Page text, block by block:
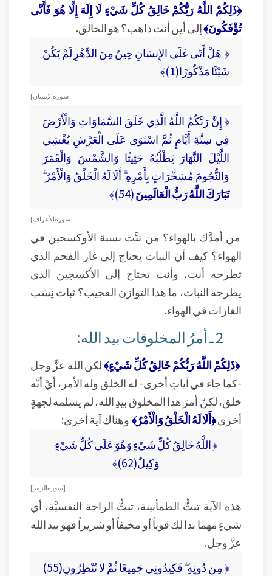
﴿ذَلِكُمْ اللَّهُ رَبُّكُمْ خَالِقُ كُلِّ شَيْءٍ لَا إِلَهَ إِلَّا هُوَ فَأَنَّى
تُؤْفَكُونَ﴾إلى أين أنت ذاهب؟ هو الخالق.
﴿ هَلْ أَتَى عَلَى الإِنسَانِ حِينٌ مِنَ الدَّهْرِ لَمْ يَكُنْ
شَيْئًا مَذْكُورًا(1)﴾
[ سورة الإنسان ]
﴿ إِنَّ رَبَّكُمُ اللَّهُ الَّذِي خَلَقَ السَّمَاوَاتِ وَالْأَرْضَ
فِي سِتَّةِ أَيَّامٍ ثُمَّ اسْتَوَىٰ عَلَى الْعَرْشِ يُغْشِي
اللَّيْلَ النَّهَارَ يَطْلُبُهُ حَثِيثًا وَالشَّمْسَ وَالْقَمَرَ
وَالنُّجُومَ مُسَخَّرَاتٍ بِأَمْرِهِ ۗ أَلَا لَهُ الْخَلْقُ وَالْأَمْرُ ۗ
تَبَارَكَ اللَّهُ رَبُّ الْعَالَمِينَ(54)﴾
[ سورة الأعراف ]
من أمدَّك بالهواء؟ من ثبَّت نسبة الأوكسجين في
الهواء؟ كيف أن النبات يحتاج إلى غاز الفحم الذي
تطرحه أنت، وأنت تحتاج إلى الأكسجين الذي
يطرحه النبات، ما هذا التوازن العجيب؟ ثبات نِسَب
الغازات في الهواء.
2 ـ أمرُ المخلوقات بيد الله:
﴿ذَلِكُمْ اللَّهُ رَبُّكُمْ خَالِقُ كُلِّ شَيْءٍ﴾لكن الله عزَّ وجل
-كما جاء في آياتٍ أخرى- له الخلق وله الأمر، أيْ أنَّه
خلق، لكنّ أمرَ هذا المخلوق بيدِ الله، لم يسلمه لجهةٍ
أخرى﴿أَلَا لَهُ الْخَلْقُ وَالْأَمْرُ﴾وهناك آية أخرى:
﴿ اللَّهُ خَالِقُ كُلِّ شَيْءٍ وَهُوَ عَلَى كُلِّ شَيْءٍ
وَكِيلٌ(62)﴾
[ سورة الزمر ]
هذه الآية تبثُّ الطمأنينة، تبثُّ الراحة النفسيَّة، أي
شيءٍ مهما بدا لك قوياً أو مخيفاً أو شريراً فهو بيد الله
عزَّ وجل.
﴿ مِن دُونِهِ ۖ فَكِيدُونِي جَمِيعًا ثُمَّ لا تُنْظِرُونِ(55)